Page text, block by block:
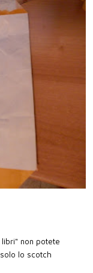
non potete
lo scotch